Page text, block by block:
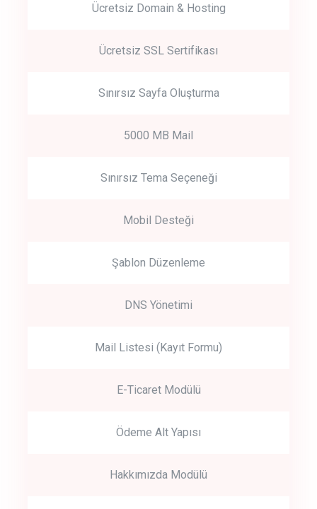
Get Started
Start by trying our service for 30 days free trial no credit card
Ücretsiz Domain & Hosting
Ücretsiz SSL Sertifikası
Sınırsız Sayfa Oluşturma
5000 MB Mail
Sınırsız Tema Seçeneği
Mobil Desteği
Şablon Düzenleme
DNS Yönetimi
Mail Listesi (Kayıt Formu)
E-Ticaret Modülü
Ödeme Alt Yapısı
Hakkımızda Modülü